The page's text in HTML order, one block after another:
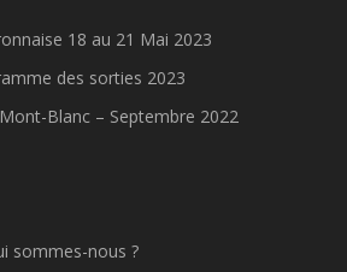
18 au 21 Mai 2023
des sorties 2023
Blanc – Septembre 2022
sommes-nous ?